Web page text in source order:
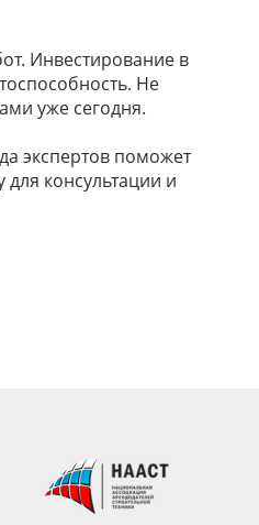
Инвестирование в
Не
уже сегодня.
экспертов поможет
консультации и